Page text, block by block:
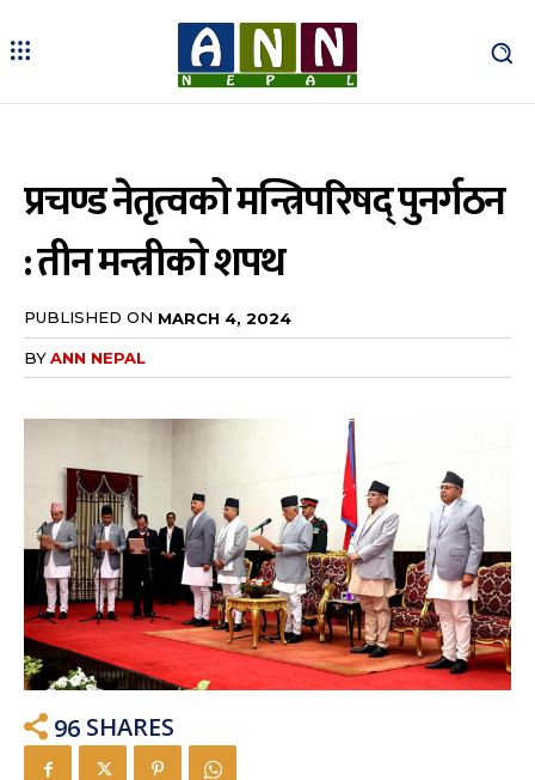
प्रचण्ड नेतृत्वको मन्त्रिपरिषद् पुनर्गठन
: तीन मन्त्रीको शपथ
PUBLISHED ON MARCH 4, 2024
BYANN NEPAL
96 SHARES